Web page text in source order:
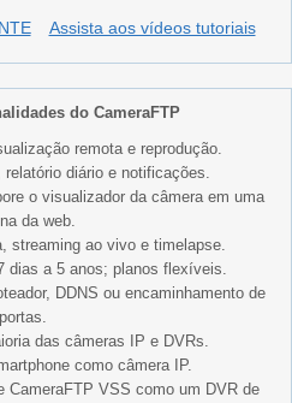
Assista aos vídeos tutoriais
do CameraFTP
remota e reprodução.
diário e notificações.
o visualizador da câmera em uma
da web.
streaming ao vivo e timelapse.
dias a 5 anos; planos flexíveis.
DDNS ou encaminhamento de
portas.
das câmeras IP e DVRs.
como câmera IP.
CameraFTP VSS como um DVR de